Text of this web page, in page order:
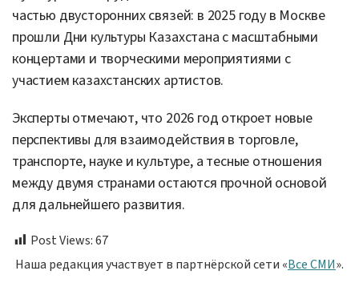
частью двусторонних связей: в 2025 году в Москве
прошли Дни культуры Казахстана с масштабными
концертами и творческими мероприятиями с
участием казахстанских артистов.
Эксперты отмечают, что 2026 год откроет новые
перспективы для взаимодействия в торговле,
транспорте, науке и культуре, а тесные отношения
между двумя странами остаются прочной основой
для дальнейшего развития.
Post Views:67
Наша редакция участвует в партнёрской сети «Все СМИ».